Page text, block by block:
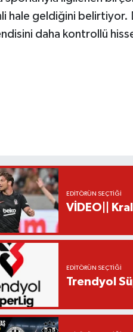
hale geldiğini belirtiyor.
daha kontrollü
EDITÖRÜN SEÇTIĞI
VİDEO||
EDITÖRÜN SEÇTIĞI
Trendyol